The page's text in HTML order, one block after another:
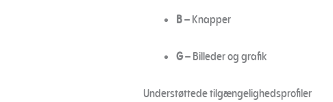
B– Knapper
G– Billeder og grafik
Understøttede tilgængelighedsprofiler